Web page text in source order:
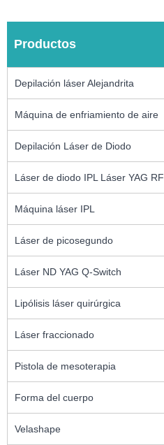
Productos
Depilación láser Alejandrita
Máquina de enfriamiento de aire
Depilación Láser de Diodo
Láser de diodo IPL Láser YAG RF
Máquina láser IPL
Láser de picosegundo
Láser ND YAG Q-Switch
Lipólisis láser quirúrgica
Láser fraccionado
Pistola de mesoterapia
Forma del cuerpo
Velashape